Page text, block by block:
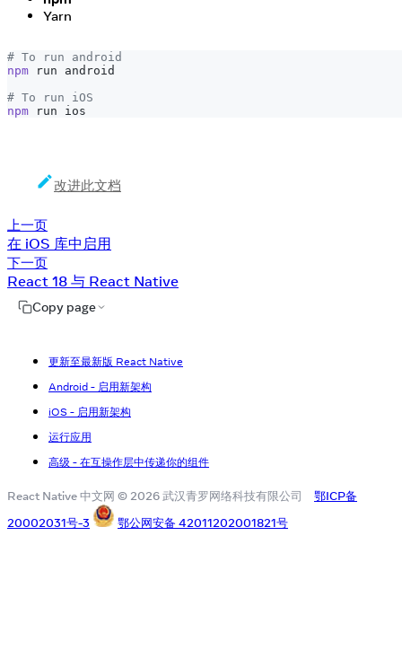
Yarn
# To run android
npm run android
# To run iOS
npm run ios
改进此文档
上一页
在 iOS 库中启用
下一页
React 18 与 React Native
Copy page
更新至最新版 React Native
Android - 启用新架构
iOS - 启用新架构
运行应用
高级 - 在互操作层中传递你的组件
React Native 中文网 © 2026 武汉青罗网络科技有限公司
鄂ICP备
20002031号-3
鄂公网安备 42011202001821号